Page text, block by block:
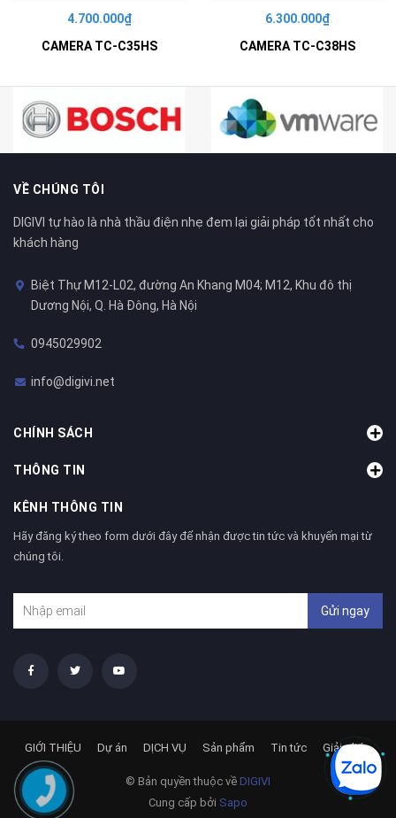
4.700.000₫
CAMERA TC-C35HS
6.300.000₫
CAMERA TC-C38HS
VỀ CHÚNG TÔI
DIGIVI tự hào là nhà thầu điện nhẹ đem lại giải pháp tốt nhất cho
khách hàng
Biệt Thự M12-L02, đường An Khang M04; M12, Khu đô thị
Dương Nội, Q. Hà Đông, Hà Nội
0945029902
info@digivi.net
CHÍNH SÁCH
THÔNG TIN
KÊNH THÔNG TIN
Hãy đăng ký theo form dưới đây để nhận được tin tức và khuyến mại từ
chúng tôi.
Gửi ngay
© Bản quyền thuộc về DIGIVI
Cung cấp bởi Sapo
GIỚI THIỆU Dự án DỊCH VỤ Sản phẩm Tin tức Giải pháp